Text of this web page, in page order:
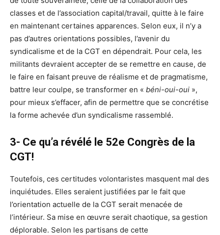
classes et de l’association capital/travail, quitte à le faire
en maintenant certaines apparences. Selon eux, il n’y a
pas d’autres orientations possibles, l’avenir du
syndicalisme et de la CGT en dépendrait. Pour cela, les
militants devraient accepter de se remettre en cause, de
le faire en faisant preuve de réalisme et de pragmatisme,
battre leur coulpe, se transformer en « béni-oui-oui »,
pour mieux s’effacer, afin de permettre que se concrétise
la forme achevée d’un syndicalisme rassemblé.
3- Ce qu’a révélé le 52e Congrès de la
CGT!
Toutefois, ces certitudes volontaristes masquent mal des
inquiétudes. Elles seraient justifiées par le fait que
l’orientation actuelle de la CGT serait menacée de
l’intérieur. Sa mise en œuvre serait chaotique, sa gestion
déplorable. Selon les partisans de cette